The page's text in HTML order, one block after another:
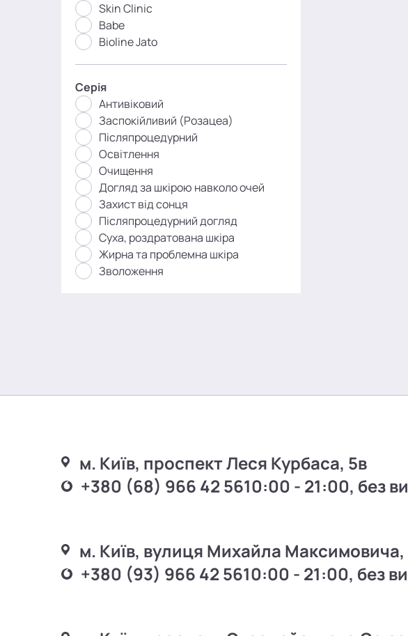
Skin Clinic
Babe
Bioline Jato
Серія
Антивіковий
Заспокійливий (Розацеа)
Післяпроцедурний
Освітлення
Очищення
Догляд за шкірою навколо очей
Захист від сонця
Післяпроцедурний догляд
Суха, роздратована шкіра
Жирна та проблемна шкіра
Зволоження
м. Київ, проспект Леся Курбаса, 5в
+380 (68) 966 42 5610:00 - 21:00, без
м. Київ, вулиця Михайла Максимовича,
+380 (93) 966 42 5610:00 - 21:00, без